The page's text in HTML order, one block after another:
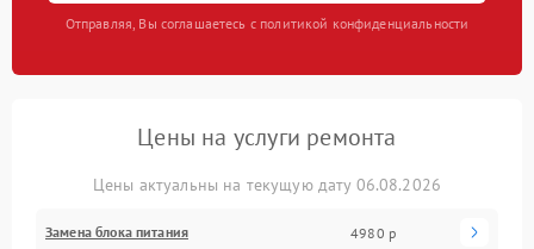
Отправляя, Вы соглашаетесь с политикой конфиденциальности
Цены на услуги ремонта
Цены актуальны на текущую дату 06.08.2026
Замена блока питания 4980 р